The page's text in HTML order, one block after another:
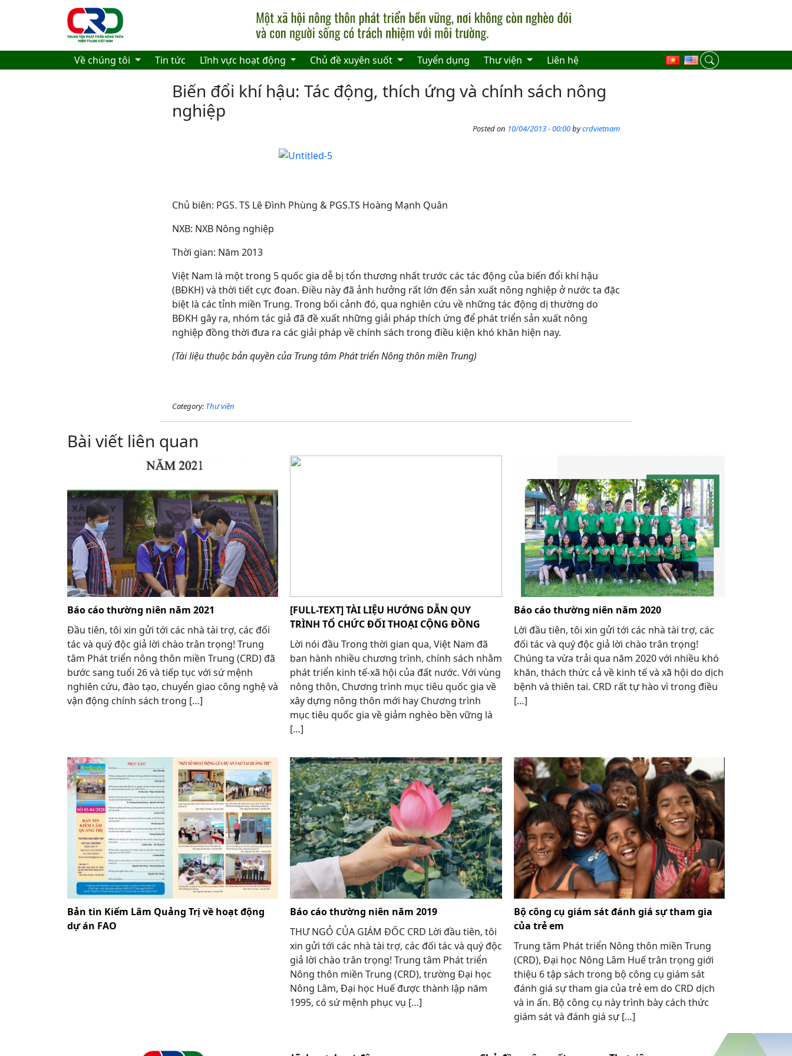
Skip to main content
Về chúng tôi Tin tức Lĩnh vực hoạt động Chủ đề xuyên suốt Tuyển dụng Thư viện Liên hệ
Biến đổi khí hậu: Tác động, thích ứng và chính sách nông
nghiệp
Posted on 10/04/2013 - 00:00bycrdvietnam
Chủ biên: PGS. TS Lê Đình Phùng & PGS.TS Hoàng Mạnh Quân
NXB: NXB Nông nghiệp
Thời gian: Năm 2013
Việt Nam là một trong 5 quốc gia dễ bị tổn thương nhất trước các tác động của biến đổi khí hậu
(BĐKH) và thời tiết cực đoan. Điều này đã ảnh hưởng rất lớn đến sản xuất nông nghiệp ở nước ta đặc
biệt là các tỉnh miền Trung. Trong bối cảnh đó, qua nghiên cứu về những tác động dị thường do
BĐKH gây ra, nhóm tác giả đã đề xuất những giải pháp thích ứng để phát triển sản xuất nông
nghiệp đồng thời đưa ra các giải pháp về chính sách trong điều kiện khó khăn hiện nay.
(Tài liệu thuộc bản quyền của Trung tâm Phát triển Nông thôn miền Trung)
Category: Thư viện
Bài viết liên quan
Báo cáo thường niên năm 2021
Đầu tiên, tôi xin gửi tới các nhà tài trợ, các đối
tác và quý độc giả lời chào trân trọng! Trung
tâm Phát triển nông thôn miền Trung (CRD) đã
bước sang tuổi 26 và tiếp tục với sứ mệnh
nghiên cứu, đào tạo, chuyển giao công nghệ và
vận động chính sách trong […]
[FULL-TEXT] TÀI LIỆU HƯỚNG DẪN QUY
TRÌNH TỔ CHỨC ĐỐI THOẠI CỘNG ĐỒNG
Lời nói đầu Trong thời gian qua, Việt Nam đã
ban hành nhiều chương trình, chính sách nhằm
phát triển kinh tế-xã hội của đất nước. Với vùng
nông thôn, Chương trình mục tiêu quốc gia về
xây dựng nông thôn mới hay Chương trình
mục tiêu quốc gia về giảm nghèo bền vững là
[…]
Báo cáo thường niên năm 2020
Lời đầu tiên, tôi xin gửi tới các nhà tài trợ, các
đối tác và quý độc giả lời chào trân trọng!
Chúng ta vừa trải qua năm 2020 với nhiều khó
khăn, thách thức cả về kinh tế và xã hội do dịch
bệnh và thiên tai. CRD rất tự hào vì trong điều
[…]
Bản tin Kiểm Lâm Quảng Trị về hoạt động
dự án FAO
Báo cáo thường niên năm 2019
THƯ NGỎ CỦA GIÁM ĐỐC CRD Lời đầu tiên, tôi
xin gửi tới các nhà tài trợ, các đối tác và quý độc
giả lời chào trân trọng! Trung tâm Phát triển
Nông thôn miền Trung (CRD), trường Đại học
Nông Lâm, Đại học Huế được thành lập năm
1995, có sứ mệnh phục vụ […]
Bộ công cụ giám sát đánh giá sự tham gia
của trẻ em
Trung tâm Phát triển Nông thôn miền Trung
(CRD), Đại học Nông Lâm Huế trân trọng giới
thiệu 6 tập sách trong bộ công cụ giám sát
đánh giá sự tham gia của trẻ em do CRD dịch
và in ấn. Bộ công cụ này trình bày cách thức
giám sát và đánh giá sự […]